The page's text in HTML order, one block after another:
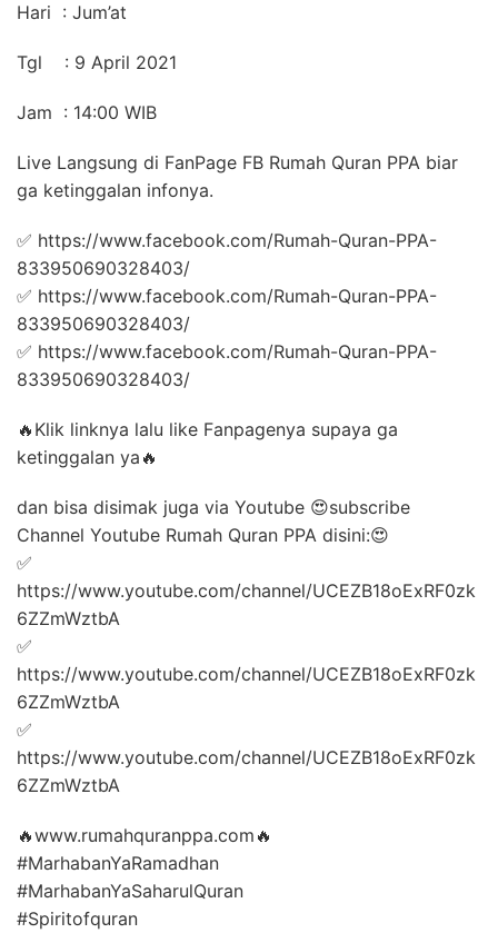
Hari : Jum’at
Tgl : 9 April 2021
Jam : 14:00 WIB
Live Langsung di FanPage FB Rumah Quran PPA biar
ga ketinggalan infonya.
✅ https://www.facebook.com/Rumah-Quran-PPA-
833950690328403/
✅ https://www.facebook.com/Rumah-Quran-PPA-
833950690328403/
✅ https://www.facebook.com/Rumah-Quran-PPA-
833950690328403/
🔥Klik linknya lalu like Fanpagenya supaya ga
ketinggalan ya🔥
dan bisa disimak juga via Youtube 😍subscribe
Channel Youtube Rumah Quran PPA disini:😍
✅
https://www.youtube.com/channel/UCEZB18oExRF0zk
6ZZmWztbA
✅
https://www.youtube.com/channel/UCEZB18oExRF0zk
6ZZmWztbA
✅
https://www.youtube.com/channel/UCEZB18oExRF0zk
6ZZmWztbA
🔥www.rumahquranppa.com🔥
#MarhabanYaRamadhan
#MarhabanYaSaharulQuran
#Spiritofquran